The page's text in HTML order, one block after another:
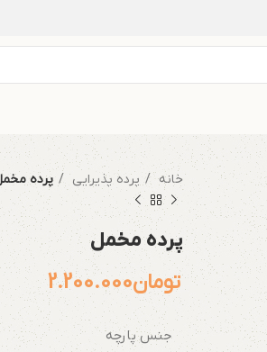
خانه پرده پذیرایی پرده
پرده مخمل
تومان2.200.000
جنس پارچه